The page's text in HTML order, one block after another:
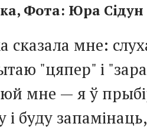
Фота: Юра Сідун
сказала мне:
"цяпер" і
мне — я ў
і буду